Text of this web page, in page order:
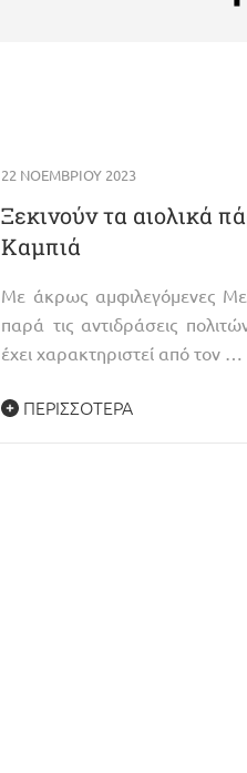
22 ΝΟΕΜΒΡΊΟΥ 2023
Ξεκινούν τα αιολικά
Καμπιά
Με άκρως αμφιλεγόμενες
παρά τις αντιδράσεις
έχει χαρακτηριστεί από τον …
ΠΕΡΙΣΣΌΤΕΡΑ